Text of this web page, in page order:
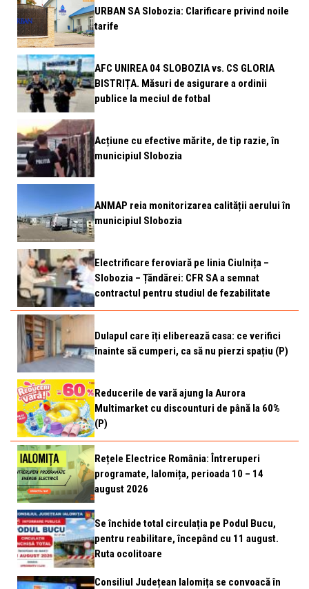
URBAN SA Slobozia: Clarificare privind noile
tarife
AFC UNIREA 04 SLOBOZIA vs. CS GLORIA
BISTRIȚA. Măsuri de asigurare a ordinii
publice la meciul de fotbal
Acțiune cu efective mărite, de tip razie, în
municipiul Slobozia
ANMAP reia monitorizarea calității aerului în
municipiul Slobozia
Electrificare feroviară pe linia Ciulnița –
Slobozia – Țăndărei: CFR SA a semnat
contractul pentru studiul de fezabilitate
Dulapul care îți eliberează casa: ce verifici
înainte să cumperi, ca să nu pierzi spațiu (P)
Reducerile de vară ajung la Aurora
Multimarket cu discounturi de până la 60%
(P)
Rețele Electrice România: Întreruperi
programate, Ialomița, perioada 10 – 14
august 2026
Se închide total circulația pe Podul Bucu,
pentru reabilitare, începând cu 11 august.
Ruta ocolitoare
Consiliul Județean Ialomița se convoacă în